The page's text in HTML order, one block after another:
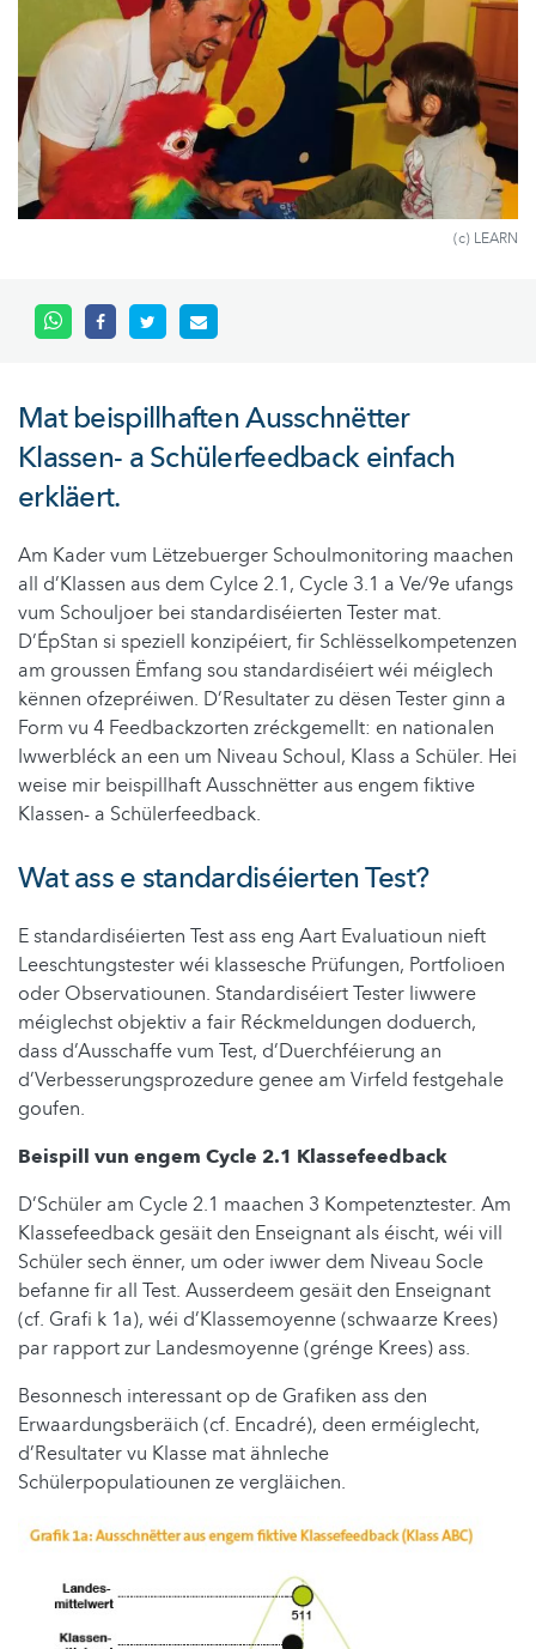
(c) LEARN
Mat beispillhaften Ausschnëtter
Klassen- a Schülerfeedback einfach
erkläert.
Am Kader vum Lëtzebuerger Schoulmonitoring maachen
all d’Klassen aus dem Cylce 2.1, Cycle 3.1 a Ve/9e ufangs
vum Schouljoer bei standardiséierten Tester mat.
D’ÉpStan si speziell konzipéiert, fir Schlësselkompetenzen
am groussen Ëmfang sou standardiséiert wéi méiglech
kënnen ofzepréiwen. D’Resultater zu dësen Tester ginn a
Form vu 4 Feedbackzorten zréckgemellt: en nationalen
Iwwerbléck an een um Niveau Schoul, Klass a Schüler. Hei
weise mir beispillhaft Ausschnëtter aus engem fiktive
Klassen- a Schülerfeedback.
Wat ass e standardiséierten Test?
E standardiséierten Test ass eng Aart Evaluatioun nieft
Leeschtungstester wéi klassesche Prüfungen, Portfolioen
oder Observatiounen. Standardiséiert Tester liwwere
méiglechst objektiv a fair Réckmeldungen doduerch,
dass d’Ausschaffe vum Test, d’Duerchféierung an
d’Verbesserungsprozedure genee am Virfeld festgehale
goufen.
Beispill vun engem Cycle 2.1 Klassefeedback
D’Schüler am Cycle 2.1 maachen 3 Kompetenztester. Am
Klassefeedback gesäit den Enseignant als éischt, wéi vill
Schüler sech ënner, um oder iwwer dem Niveau Socle
befanne fir all Test. Ausserdeem gesäit den Enseignant
(cf. Grafi k 1a), wéi d’Klassemoyenne (schwaarze Krees)
par rapport zur Landesmoyenne (grénge Krees) ass.
Besonnesch interessant op de Grafiken ass den
Erwaardungsberäich (cf. Encadré), deen erméiglecht,
d’Resultater vu Klasse mat ähnleche
Schülerpopulatiounen ze vergläichen.